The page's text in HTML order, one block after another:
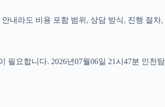
내라도 비용 포함 범위, 상담 방식, 진행 절차,
요합니다. 2026년07월06일 21시47분 인천탐